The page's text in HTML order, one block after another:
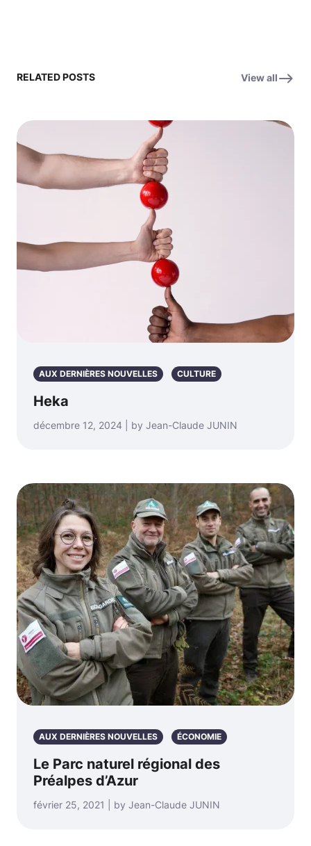
RELATED POSTS View all
AUX DERNIÈRES NOUVELLES CULTURE
Heka
décembre 12, 2024 | by Jean-Claude JUNIN
AUX DERNIÈRES NOUVELLES ÉCONOMIE
Le Parc naturel régional des
Préalpes d’Azur
février 25, 2021 | by Jean-Claude JUNIN